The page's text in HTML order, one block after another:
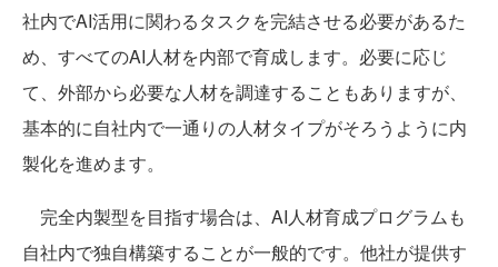
社内でAI活用に関わるタスクを完結させる必要があるた
め、すべてのAI人材を内部で育成します。必要に応じ
て、外部から必要な人材を調達することもありますが、
基本的に自社内で一通りの人材タイプがそろうように内
製化を進めます。
完全内製型を目指す場合は、AI人材育成プログラムも
自社内で独自構築することが一般的です。他社が提供す